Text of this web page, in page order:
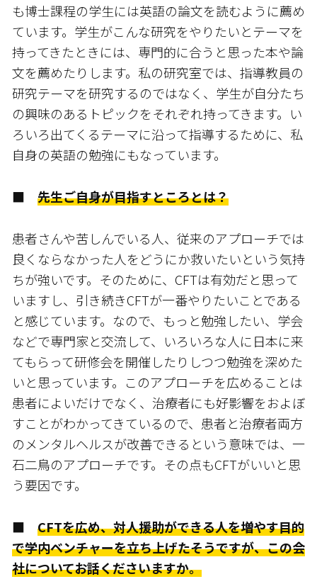
も博士課程の学生には英語の論文を読むように薦め
ています。学生がこんな研究をやりたいとテーマを
持ってきたときには、専門的に合うと思った本や論
文を薦めたりします。私の研究室では、指導教員の
研究テーマを研究するのではなく、学生が自分たち
の興味のあるトピックをそれぞれ持ってきます。い
ろいろ出てくるテーマに沿って指導するために、私
自身の英語の勉強にもなっています。
■ 先生ご自身が目指すところとは？
患者さんや苦しんでいる人、従来のアプローチでは
良くならなかった人をどうにか救いたいという気持
ちが強いです。そのために、CFTは有効だと思って
いますし、引き続きCFTが一番やりたいことである
と感じています。なので、もっと勉強したい、学会
などで専門家と交流して、いろいろな人に日本に来
てもらって研修会を開催したりしつつ勉強を深めた
いと思っています。このアプローチを広めることは
患者によいだけでなく、治療者にも好影響をおよぼ
すことがわかってきているので、患者と治療者両方
のメンタルヘルスが改善できるという意味では、一
石二鳥のアプローチです。その点もCFTがいいと思
う要因です。
■ CFTを広め、対人援助ができる人を増やす目的
で学内ベンチャーを立ち上げたそうですが、この会
社についてお話くださいますか。